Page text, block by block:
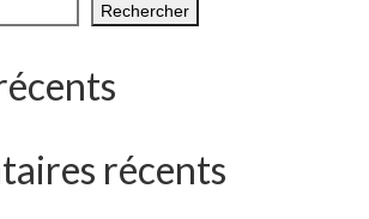
1298
1499
1693
Rechercher
récents